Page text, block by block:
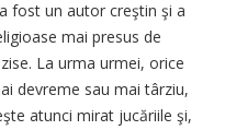
fost un autor creştin şi a
mai presus de
La urma urmei, orice
devreme sau mai târziu,
atunci mirat jucăriile şi,